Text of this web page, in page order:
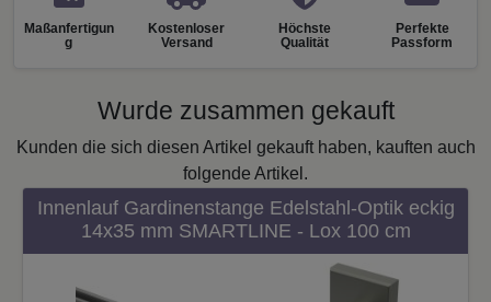
Maßanfertigun
g
Kostenloser
Versand
Höchste
Qualität
Perfekte
Passform
Wurde zusammen gekauft
Kunden die sich diesen Artikel gekauft haben, kauften auch
folgende Artikel.
Innenlauf Gardinenstange Edelstahl-Optik eckig
14x35 mm SMARTLINE - Lox 100 cm